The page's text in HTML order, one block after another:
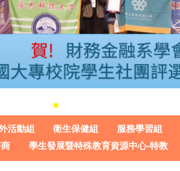
活動組 衛生保健組 服務學習組
學生發展暨特殊教育資源中心-特教